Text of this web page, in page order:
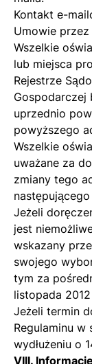
Kontakt e-
Umowie przez
Wszelkie
lub miejsca
Rejestrze
Gospodarczej
uprzednio
powyższego
Wszelkie
uważane za
zmiany tego
Jeżeli
jest
wskazany
swojego
tym za
listopada
Jeżeli termin
Regulaminu
wydłużeniu o
VIII.